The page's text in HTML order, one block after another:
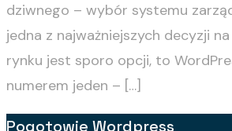
dziwnego – wybór systemu
jedna z najważniejszych decyzji
rynku jest sporo opcji, to
numerem jeden – […]
Pogotowie Wordpress